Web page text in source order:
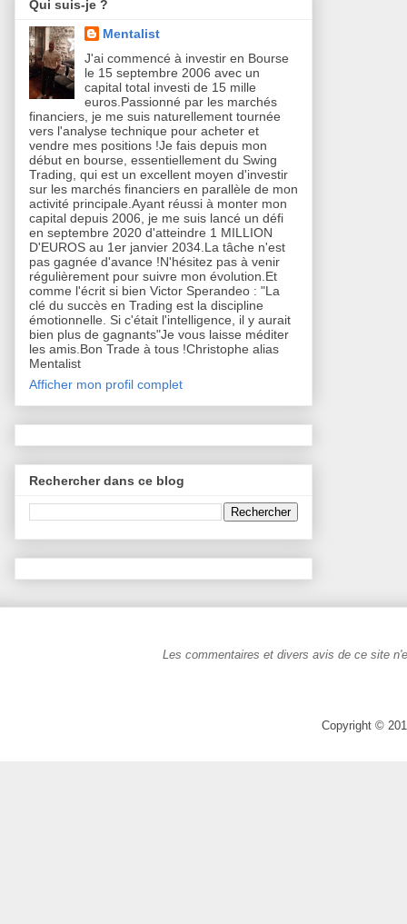
Qui suis-je ?
Mentalist
J'ai commencé à investir en Bourse
le 15 septembre 2006 avec un
capital total investi de 15 mille
euros.Passionné par les marchés
financiers, je me suis naturellement tournée
vers l'analyse technique pour acheter et
vendre mes positions !Je fais depuis mon
début en bourse, essentiellement du Swing
Trading, qui est un excellent moyen d'investir
sur les marchés financiers en parallèle de mon
activité principale.Ayant réussi à monter mon
capital depuis 2006, je me suis lancé un défi
en septembre 2020 d'atteindre 1 MILLION
D'EUROS au 1er janvier 2034.La tâche n'est
pas gagnée d'avance !N'hésitez pas à venir
régulièrement pour suivre mon évolution.Et
comme l'écrit si bien Victor Sperandeo : "La
clé du succès en Trading est la discipline
émotionnelle. Si c'était l'intelligence, il y aurait
bien plus de gagnants"Je vous laisse méditer
les amis.Bon Trade à tous !Christophe alias
Mentalist
Afficher mon profil complet
Rechercher dans ce blog
Les commentaires et divers avis de ce site
Copyright ©